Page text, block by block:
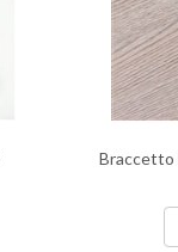
Braccetto